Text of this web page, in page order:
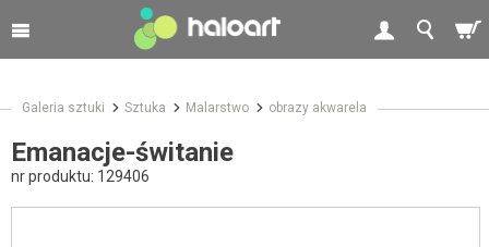
Galeria sztuki Sztuka Malarstwo obrazy akwarela
Emanacje-świtanie
nr produktu: 129406